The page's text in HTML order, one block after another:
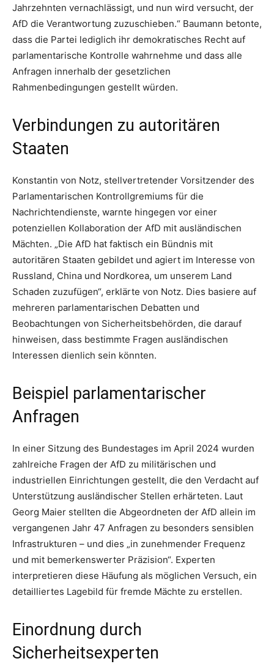
Jahrzehnten vernachlässigt, und nun wird versucht, der
AfD die Verantwortung zuzuschieben.“ Baumann betonte,
dass die Partei lediglich ihr demokratisches Recht auf
parlamentarische Kontrolle wahrnehme und dass alle
Anfragen innerhalb der gesetzlichen
Rahmenbedingungen gestellt würden.
Verbindungen zu autoritären
Staaten
Konstantin von Notz, stellvertretender Vorsitzender des
Parlamentarischen Kontrollgremiums für die
Nachrichtendienste, warnte hingegen vor einer
potenziellen Kollaboration der AfD mit ausländischen
Mächten. „Die AfD hat faktisch ein Bündnis mit
autoritären Staaten gebildet und agiert im Interesse von
Russland, China und Nordkorea, um unserem Land
Schaden zuzufügen“, erklärte von Notz. Dies basiere auf
mehreren parlamentarischen Debatten und
Beobachtungen von Sicherheitsbehörden, die darauf
hinweisen, dass bestimmte Fragen ausländischen
Interessen dienlich sein könnten.
Beispiel parlamentarischer
Anfragen
In einer Sitzung des Bundestages im April 2024 wurden
zahlreiche Fragen der AfD zu militärischen und
industriellen Einrichtungen gestellt, die den Verdacht auf
Unterstützung ausländischer Stellen erhärteten. Laut
Georg Maier stellten die Abgeordneten der AfD allein im
vergangenen Jahr 47 Anfragen zu besonders sensiblen
Infrastrukturen – und dies „in zunehmender Frequenz
und mit bemerkenswerter Präzision“. Experten
interpretieren diese Häufung als möglichen Versuch, ein
detailliertes Lagebild für fremde Mächte zu erstellen.
Einordnung durch
Sicherheitsexperten